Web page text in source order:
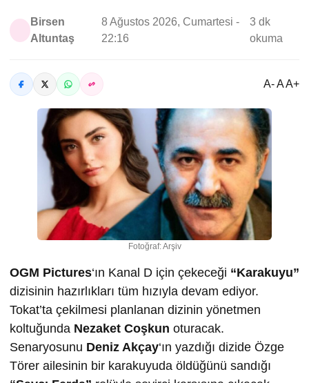
Birsen
Altuntaş
8 Ağustos 2026, Cumartesi -
22:16
3 dk
okuma
A- A A+
Fotoğraf: Arşiv
OGM Pictures‘ın Kanal D için çekeceği “Karakuyu”
dizisinin hazırlıkları tüm hızıyla devam ediyor.
Tokat’ta çekilmesi planlanan dizinin yönetmen
koltuğunda Nezaket Coşkun oturacak.
Senaryosunu Deniz Akçay‘ın yazdığı dizide Özge
Törer ailesinin bir karakuyuda öldüğünü sandığı